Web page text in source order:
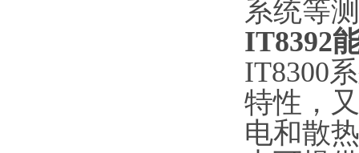
系统等
IT8392
IT8300
特性，
电和散